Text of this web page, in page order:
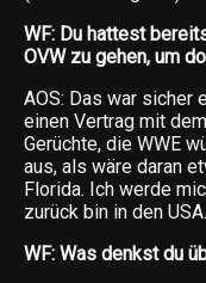
WF: Du hattest
OVW zu gehen, um
AOS: Das war sicher
einen Vertrag mit
Gerüchte, die WWE
aus, als wäre daran
Florida. Ich werde
zurück bin in den USA.
WF: Was denkst du